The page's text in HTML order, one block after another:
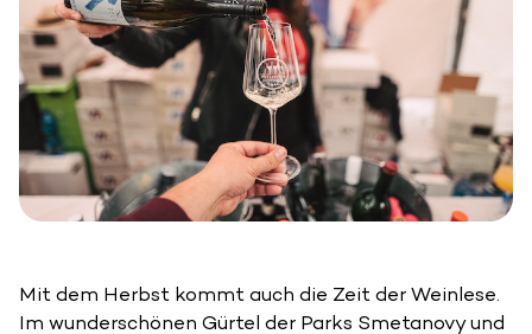
Mit dem Herbst kommt auch die Zeit der Weinlese.
Im wunderschönen Gürtel der Parks Smetanovy und